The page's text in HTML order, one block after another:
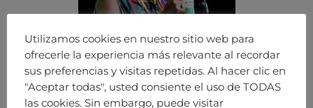
Utilizamos cookies en nuestro sitio web para
ofrecerle la experiencia más relevante al recordar
sus preferencias y visitas repetidas. Al hacer clic en
"Aceptar todas", usted consiente el uso de TODAS
las cookies. Sin embargo, puede visitar